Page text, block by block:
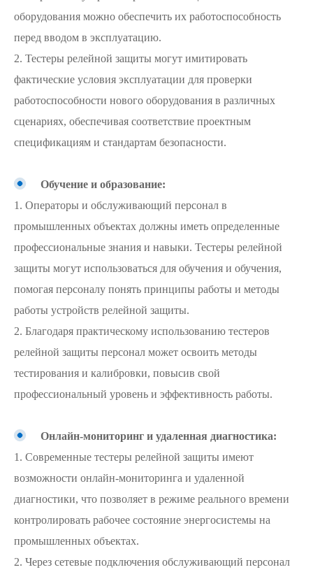
оборудования можно обеспечить их работоспособность
перед вводом в эксплуатацию.
2. Тестеры релейной защиты могут имитировать
фактические условия эксплуатации для проверки
работоспособности нового оборудования в различных
сценариях, обеспечивая соответствие проектным
спецификациям и стандартам безопасности.
Обучение и образование:
1. Операторы и обслуживающий персонал в
промышленных объектах должны иметь определенные
профессиональные знания и навыки. Тестеры релейной
защиты могут использоваться для обучения и обучения,
помогая персоналу понять принципы работы и методы
работы устройств релейной защиты.
2. Благодаря практическому использованию тестеров
релейной защиты персонал может освоить методы
тестирования и калибровки, повысив свой
профессиональный уровень и эффективность работы.
Онлайн-мониторинг и удаленная диагностика:
1. Современные тестеры релейной защиты имеют
возможности онлайн-мониторинга и удаленной
диагностики, что позволяет в режиме реального времени
контролировать рабочее состояние энергосистемы на
промышленных объектах.
2. Через сетевые подключения обслуживающий персонал